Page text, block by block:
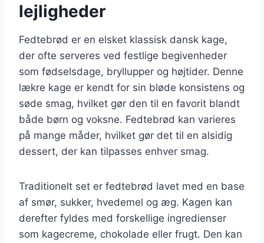
lejligheder
Fedtebrød er en elsket klassisk dansk kage,
der ofte serveres ved festlige begivenheder
som fødselsdage, bryllupper og højtider. Denne
lækre kage er kendt for sin bløde konsistens og
søde smag, hvilket gør den til en favorit blandt
både børn og voksne. Fedtebrød kan varieres
på mange måder, hvilket gør det til en alsidig
dessert, der kan tilpasses enhver smag.
Traditionelt set er fedtebrød lavet med en base
af smør, sukker, hvedemel og æg. Kagen kan
derefter fyldes med forskellige ingredienser
som kagecreme, chokolade eller frugt. Den kan